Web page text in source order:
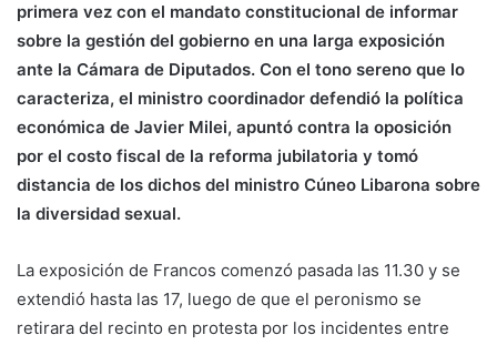
primera vez con el mandato constitucional de informar
sobre la gestión del gobierno en una larga exposición
ante la Cámara de Diputados. Con el tono sereno que lo
caracteriza, el ministro coordinador defendió la política
económica de Javier Milei, apuntó contra la oposición
por el costo fiscal de la reforma jubilatoria y tomó
distancia de los dichos del ministro Cúneo Libarona sobre
la diversidad sexual.
La exposición de Francos comenzó pasada las 11.30 y se
extendió hasta las 17, luego de que el peronismo se
retirara del recinto en protesta por los incidentes entre